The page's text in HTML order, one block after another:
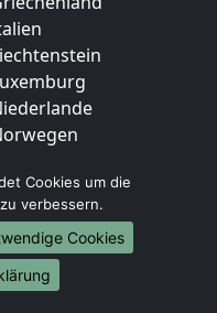
Cookies um die
verbessern.
Cookies